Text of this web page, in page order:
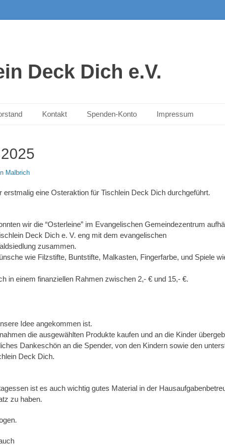
Deck Dich e.V.
Kontakt Spenden-Konto Impressum
Malbrich
erstmalig eine Osteraktion für Tischlein Deck Dich durchgeführt.
wir die “Osterleine” im Evangelischen Gemeindezentrum
Deck Dich e. V. eng mit dem evangelischen
zusammen.
wie Filzstifte, Buntstifte, Malkasten, Fingerfarbe, und Spiele
in einem finanziellen Rahmen zwischen 2,- € und 15,- €.
Idee angekommen ist.
die ausgewählten Produkte kaufen und an die Kinder
Dankeschön an die Spender, von den Kindern sowie den
Deck Dich.
ist es auch wichtig gutes Material in der
zu haben.